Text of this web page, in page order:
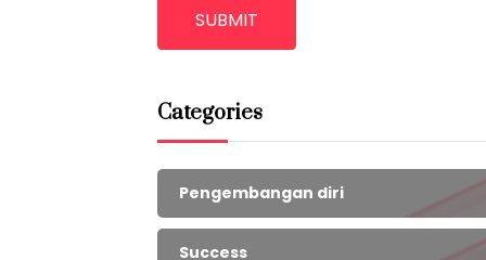
SUBMIT
Categories
Pengembangan diri
Success